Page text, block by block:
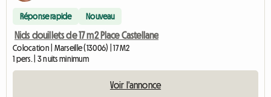
Réponse rapide Nouveau
Nids douillets de 17 m2 Place Castellane
Colocation | Marseille (13006) | 17 M2
1 pers. | 3 nuits minimum
Voir l'annonce